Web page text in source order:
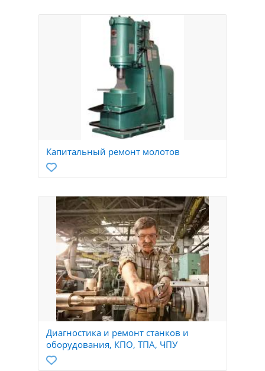
Капитальный ремонт молотов
Диагностика и ремонт станков и
оборудования, КПО, ТПА, ЧПУ